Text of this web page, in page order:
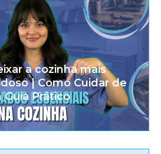
a cozinha mais
| Como Cuidar de
Prático